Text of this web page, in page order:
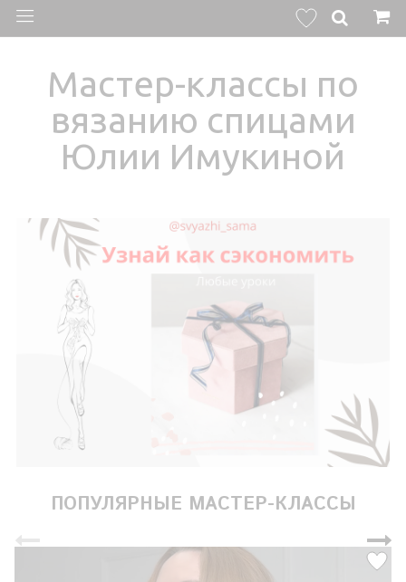
Мастер-классы по
вязанию спицами
Юлии Имукиной
ПОПУЛЯРНЫЕ МАСТЕР-КЛАССЫ